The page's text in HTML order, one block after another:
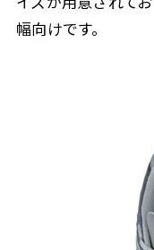
幅向けです。